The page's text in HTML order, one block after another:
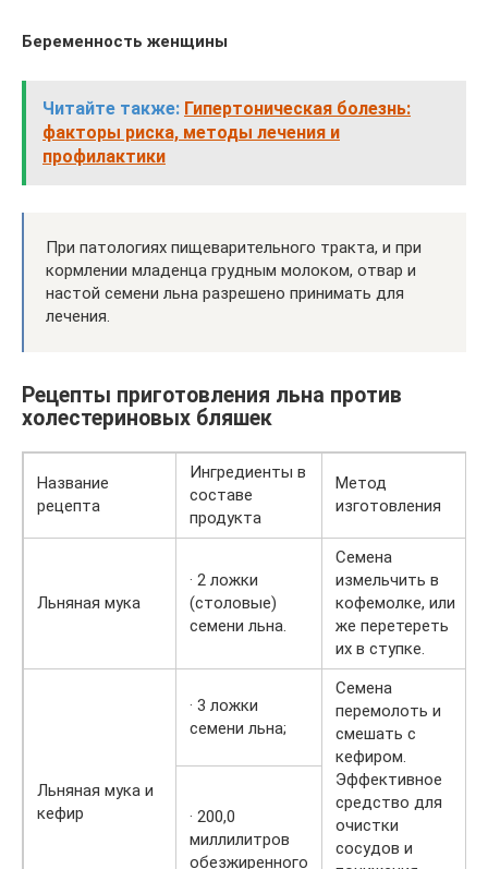
Беременность женщины
Читайте также: Гипертоническая болезнь:
факторы риска, методы лечения и
профилактики
При патологиях пищеварительного тракта, и при
кормлении младенца грудным молоком, отвар и
настой семени льна разрешено принимать для
лечения.
Рецепты приготовления льна против
холестериновых бляшек
Название
рецепта
Ингредиенты в
составе
продукта
Метод
изготовления
Льняная мука
· 2 ложки
(столовые)
семени льна.
Семена
измельчить в
кофемолке, или
же перетереть
их в ступке.
Льняная мука и
кефир
· 3 ложки
семени льна;
Семена
перемолоть и
смешать с
кефиром.
Эффективное
средство для
очистки
сосудов и
· 200,0
миллилитров
обезжиренного